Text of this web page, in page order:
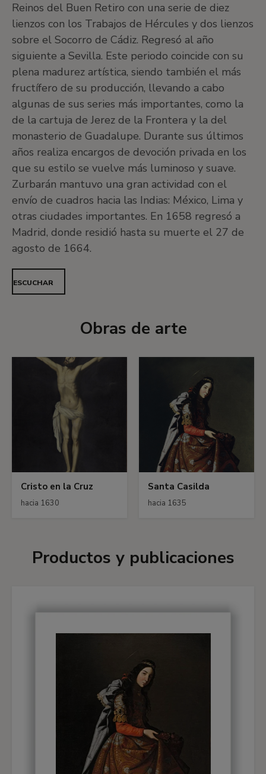
Reinos del Buen Retiro con una serie de diez
lienzos con los Trabajos de Hércules y dos lienzos
sobre el Socorro de Cádiz. Regresó al año
siguiente a Sevilla. Este periodo coincide con su
plena madurez artística, siendo también el más
fructífero de su producción, llevando a cabo
algunas de sus series más importantes, como la
de la cartuja de Jerez de la Frontera y la del
monasterio de Guadalupe. Durante sus últimos
años realiza encargos de devoción privada en los
que su estilo se vuelve más luminoso y suave.
Zurbarán mantuvo una gran actividad con el
envío de cuadros hacia las Indias: México, Lima y
otras ciudades importantes. En 1658 regresó a
Madrid, donde residió hasta su muerte el 27 de
agosto de 1664.
ESCUCHAR
Obras de arte
Cristo en la Cruz
hacia 1630
Santa Casilda
hacia 1635
Productos y publicaciones